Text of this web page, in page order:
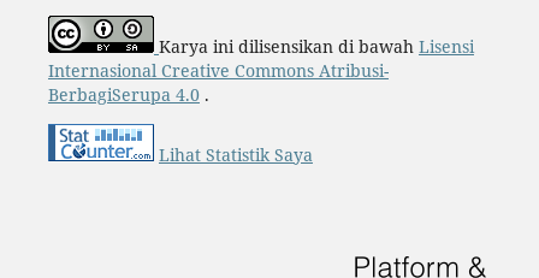
Karya ini dilisensikan di bawah Lisensi
Internasional Creative Commons Atribusi-
BerbagiSerupa 4.0.
Lihat Statistik Saya